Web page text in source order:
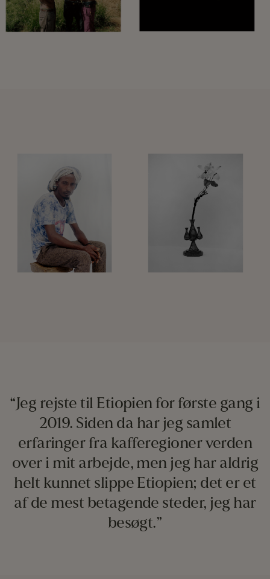
“Jeg rejste til Etiopien for første gang i
2019. Siden da har jeg samlet
erfaringer fra kafferegioner verden
over i mit arbejde, men jeg har aldrig
helt kunnet slippe Etiopien; det er et
af de mest betagende steder, jeg har
besøgt.”